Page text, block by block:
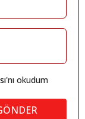
'nı okudum